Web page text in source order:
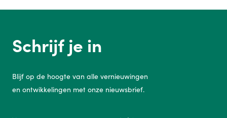
Schrijf je in
Blijf op de hoogte van alle vernieuwingen
en ontwikkelingen met onze nieuwsbrief.